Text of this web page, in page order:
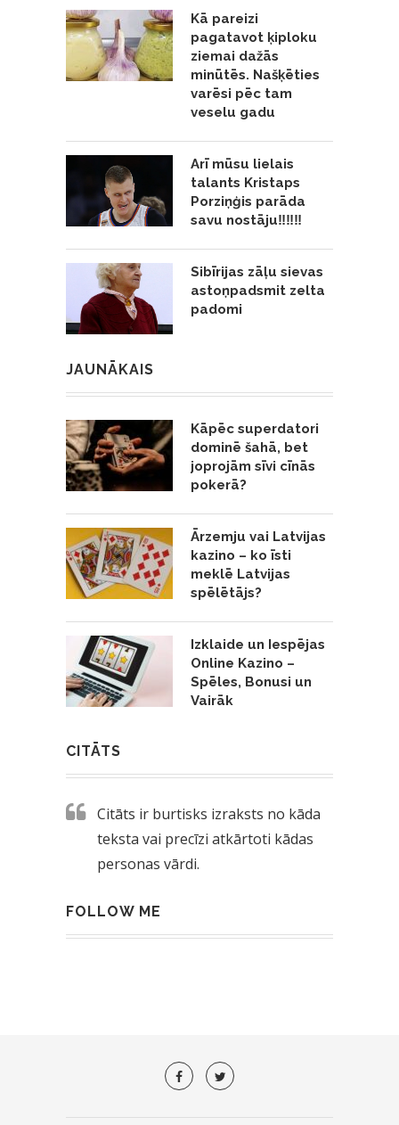
Kā pareizi
pagatavot ķiploku
ziemai dažās
minūtēs. Našķēties
varēsi pēc tam
veselu gadu
Arī mūsu lielais
talants Kristaps
Porziņģis parāda
savu nostāju‼️‼️‼️
Sibīrijas zāļu sievas
astoņpadsmit zelta
padomi
JAUNĀKAIS
Kāpēc superdatori
dominē šahā, bet
joprojām sīvi cīnās
pokerā?
Ārzemju vai Latvijas
kazino – ko īsti
meklē Latvijas
spēlētājs?
Izklaide un Iespējas
Online Kazino –
Spēles, Bonusi un
Vairāk
CITĀTS
Citāts ir burtisks izraksts no kāda
teksta vai precīzi atkārtoti kādas
personas vārdi.
FOLLOW ME